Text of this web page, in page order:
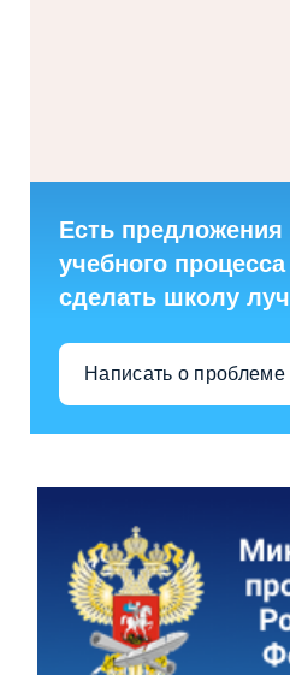
Есть предложения
учебного
сделать школу
Написать о проблеме